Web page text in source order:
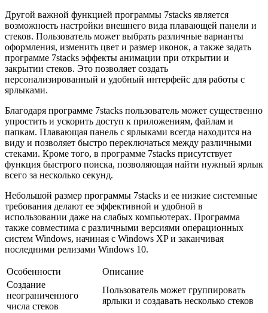
Другой важной функцией программы 7stacks является
возможность настройки внешнего вида плавающей панели и
стеков. Пользователь может выбрать различные варианты
оформления, изменить цвет и размер иконок, а также задать
программе 7stacks эффекты анимации при открытии и
закрытии стеков. Это позволяет создать
персонализированный и удобный интерфейс для работы с
ярлыками.
Благодаря программе 7stacks пользователь может существенно
упростить и ускорить доступ к приложениям, файлам и
папкам. Плавающая панель с ярлыками всегда находится на
виду и позволяет быстро переключаться между различными
стеками. Кроме того, в программе 7stacks присутствует
функция быстрого поиска, позволяющая найти нужный ярлык
всего за несколько секунд.
Небольшой размер программы 7stacks и ее низкие системные
требования делают ее эффективной и удобной в
использовании даже на слабых компьютерах. Программа
также совместима с различными версиями операционных
систем Windows, начиная с Windows XP и заканчивая
последними релизами Windows 10.
Особенности
Описание
Создание
неограниченного
числа стеков
Пользователь может группировать
ярлыки и создавать несколько стеков